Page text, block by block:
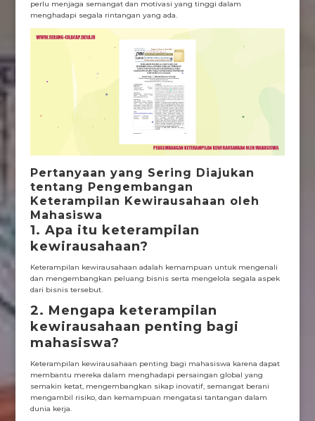
perlu menjaga semangat dan motivasi yang tinggi dalam
menghadapi segala rintangan yang ada.
Pertanyaan yang Sering Diajukan
tentang Pengembangan
Keterampilan Kewirausahaan oleh
Mahasiswa
1. Apa itu keterampilan
kewirausahaan?
Keterampilan kewirausahaan adalah kemampuan untuk mengenali
dan mengembangkan peluang bisnis serta mengelola segala aspek
dari bisnis tersebut.
2. Mengapa keterampilan
kewirausahaan penting bagi
mahasiswa?
Keterampilan kewirausahaan penting bagi mahasiswa karena dapat
membantu mereka dalam menghadapi persaingan global yang
semakin ketat, mengembangkan sikap inovatif, semangat berani
mengambil risiko, dan kemampuan mengatasi tantangan dalam
dunia kerja.